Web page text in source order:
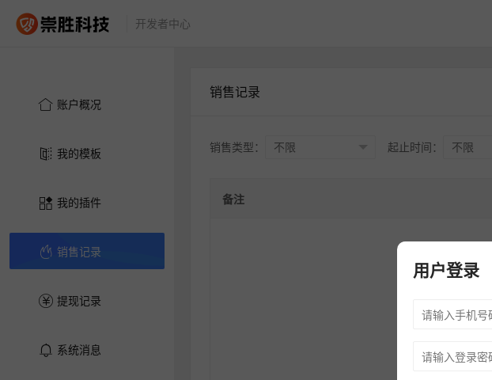
开发者中心
账户概况
我的模板
我的插件
销售记录
提现记录
系统消息
销售记录
销售类型： 起止时间：
备注
用户登录